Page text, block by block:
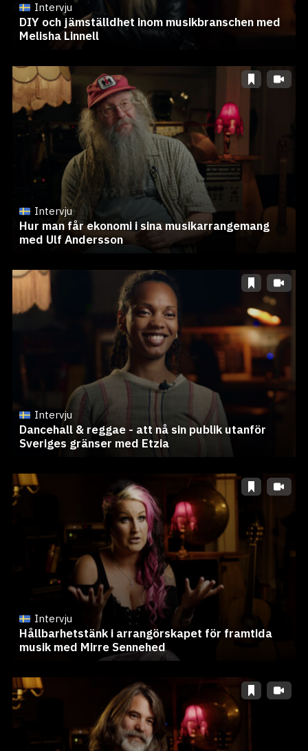
Intervju
DIY och jämställdhet inom musikbranschen med
Melisha Linnell
Intervju
Hur man får ekonomi i sina musikarrangemang
med Ulf Andersson
Intervju
Dancehall & reggae - att nå sin publik utanför
Sveriges gränser med Etzia
Intervju
Hållbarhetstänk i arrangörskapet för framtida
musik med Mirre Sennehed